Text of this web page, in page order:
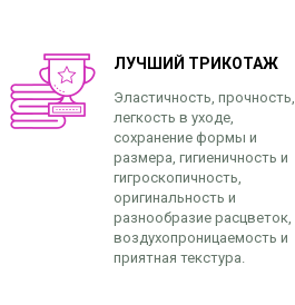
ЛУЧШИЙ ТРИКОТАЖ
Эластичность, прочность,
легкость в уходе,
сохранение формы и
размера, гигиеничность и
гигроскопичность,
оригинальность и
разнообразие расцветок,
воздухопроницаемость и
приятная текстура.